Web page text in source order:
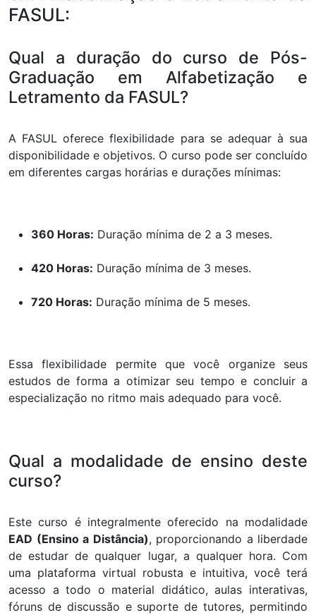
FASUL:
Qual a duração do curso de Pós-
Graduação em Alfabetização e
Letramento da FASUL?
A FASUL oferece flexibilidade para se adequar à sua
disponibilidade e objetivos. O curso pode ser concluído
em diferentes cargas horárias e durações mínimas:
360 Horas: Duração mínima de 2 a 3 meses.
420 Horas: Duração mínima de 3 meses.
720 Horas: Duração mínima de 5 meses.
Essa flexibilidade permite que você organize seus
estudos de forma a otimizar seu tempo e concluir a
especialização no ritmo mais adequado para você.
Qual a modalidade de ensino deste
curso?
Este curso é integralmente oferecido na modalidade
EAD (Ensino a Distância), proporcionando a liberdade
de estudar de qualquer lugar, a qualquer hora. Com
uma plataforma virtual robusta e intuitiva, você terá
acesso a todo o material didático, aulas interativas,
fóruns de discussão e suporte de tutores, permitindo